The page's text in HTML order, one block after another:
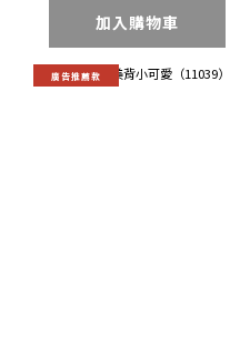
加入購物車
廣告推薦款